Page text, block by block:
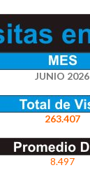
JUNIO 2026
263.407
8.497